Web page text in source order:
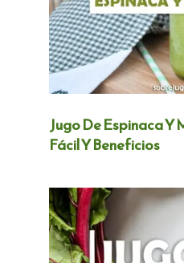
Jugo De Espinaca Y
Fácil Y Beneficios